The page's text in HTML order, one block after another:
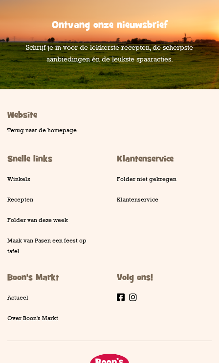
Ontvang onze nieuwsbrief
Schrijf je in voor de lekkerste recepten, de scherpste
aanbiedingen én de leukste spaaracties.
Website
Terug naar de homepage
Snelle links
Winkels
Recepten
Folder van deze week
Maak van Pasen een feest op
tafel
Klantenservice
Folder niet gekregen
Klantenservice
Boon's Markt
Actueel
Over Boon's Markt
Volg ons!
Facebook